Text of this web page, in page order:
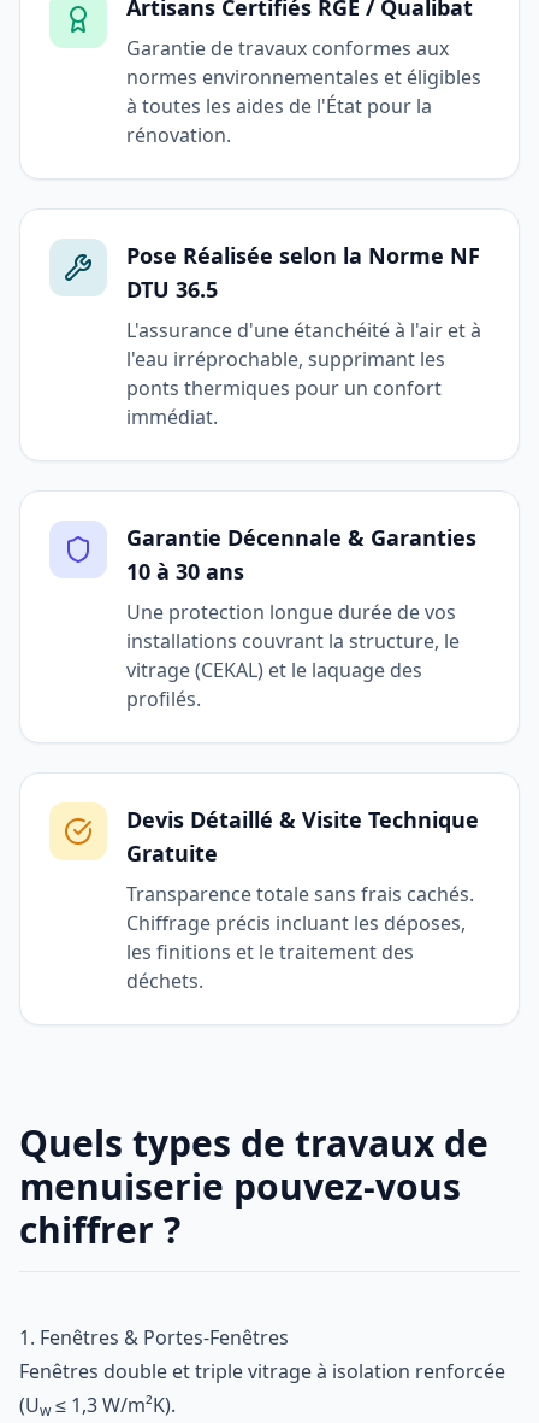
Artisans Certifiés RGE / Qualibat
Garantie de travaux conformes aux
normes environnementales et éligibles
à toutes les aides de l'État pour la
rénovation.
Pose Réalisée selon la Norme NF
DTU 36.5
L'assurance d'une étanchéité à l'air et à
l'eau irréprochable, supprimant les
ponts thermiques pour un confort
immédiat.
Garantie Décennale & Garanties
10 à 30 ans
Une protection longue durée de vos
installations couvrant la structure, le
vitrage (CEKAL) et le laquage des
profilés.
Devis Détaillé & Visite Technique
Gratuite
Transparence totale sans frais cachés.
Chiffrage précis incluant les déposes,
les finitions et le traitement des
déchets.
Quels types de travaux de
menuiserie pouvez-vous
chiffrer ?
1. Fenêtres & Portes-Fenêtres
Fenêtres double et triple vitrage à isolation renforcée
(Uw≤ 1,3 W/m²K).